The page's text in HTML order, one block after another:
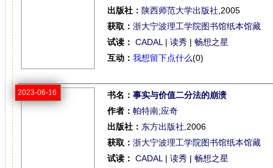
出版社： 陕西师范大学出版社 ,2005
获取： 浙大宁波理工学院图书馆纸本馆藏
试读： CADAL | 读秀 | 畅想之星
互动： 我想留下点什么(0)
2023-06-16 书名： 事实与价值二分法的崩溃
作者： 帕特南;应奇
出版社： 东方出版社 ,2006
获取： 浙大宁波理工学院图书馆纸本馆藏
试读： CADAL | 读秀 | 畅想之星